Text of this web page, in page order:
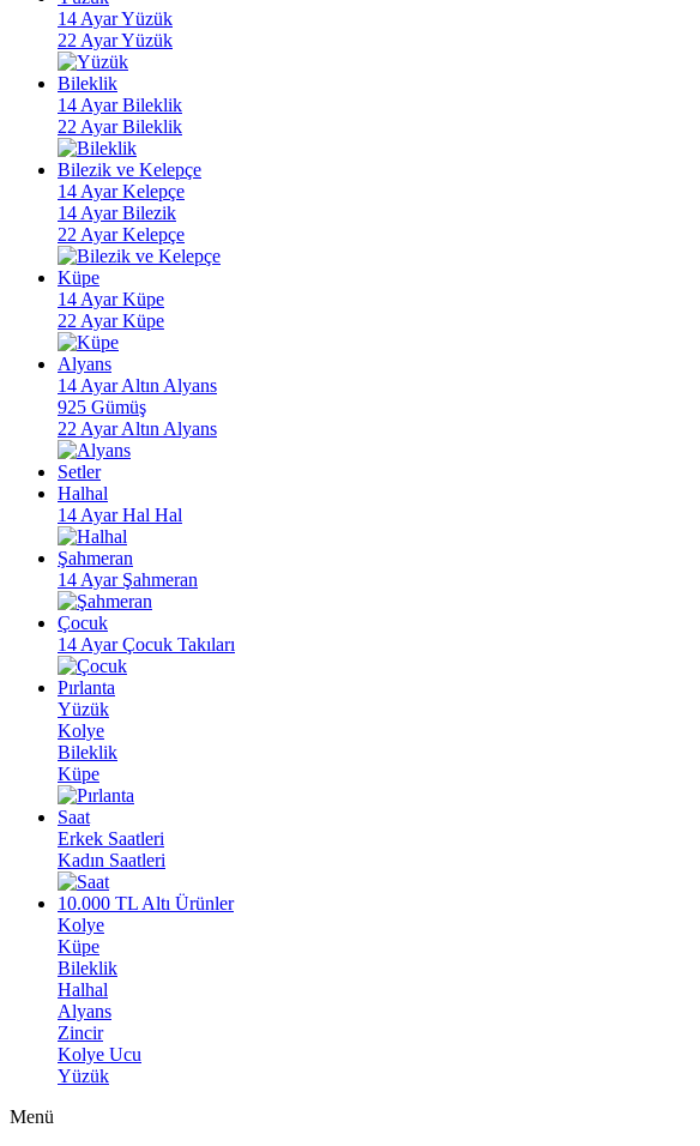
14 Ayar Yüzük
22 Ayar Yüzük
Bileklik
14 Ayar Bileklik
22 Ayar Bileklik
Bilezik ve Kelepçe
14 Ayar Kelepçe
14 Ayar Bilezik
22 Ayar Kelepçe
Küpe
14 Ayar Küpe
22 Ayar Küpe
Alyans
14 Ayar Altın Alyans
925 Gümüş
22 Ayar Altın Alyans
Setler
Halhal
14 Ayar Hal Hal
Şahmeran
14 Ayar Şahmeran
Çocuk
14 Ayar Çocuk Takıları
Pırlanta
Yüzük
Kolye
Bileklik
Küpe
Saat
Erkek Saatleri
Kadın Saatleri
10.000 TL Altı Ürünler
Kolye
Küpe
Bileklik
Halhal
Alyans
Zincir
Kolye Ucu
Yüzük
Menü